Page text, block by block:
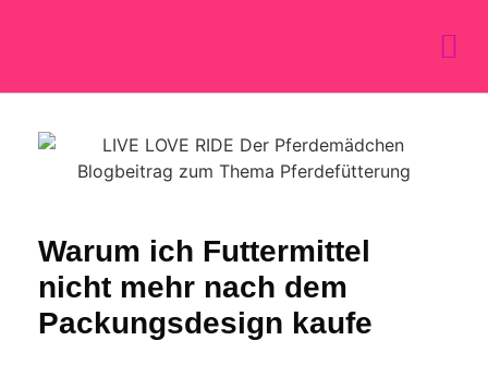
Warum ich Futtermittel
nicht mehr nach dem
Packungsdesign kaufe